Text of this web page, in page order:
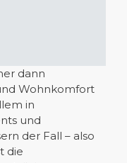
dann
Wohnkomfort
in
und
der Fall – also
die